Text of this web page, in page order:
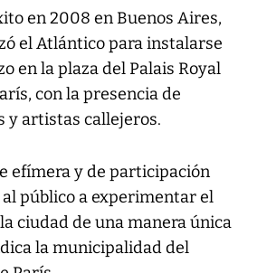
en 2008 en Buenos Aires,
el Atlántico para instalarse
en la plaza del Palais Royal
con la presencia de
y artistas callejeros.
efímera y de participación
público a experimentar el
ciudad de una manera única
la municipalidad del